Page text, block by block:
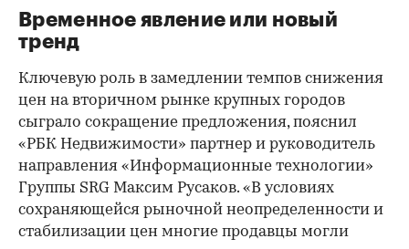
Временное явление или новый
тренд
Ключевую роль в замедлении темпов снижения
цен на вторичном рынке крупных городов
сыграло сокращение предложения, пояснил
«РБК Недвижимости» партнер и руководитель
направления «Информационные технологии»
Группы SRG Максим Русаков. «В условиях
сохраняющейся рыночной неопределенности и
стабилизации цен многие продавцы могли